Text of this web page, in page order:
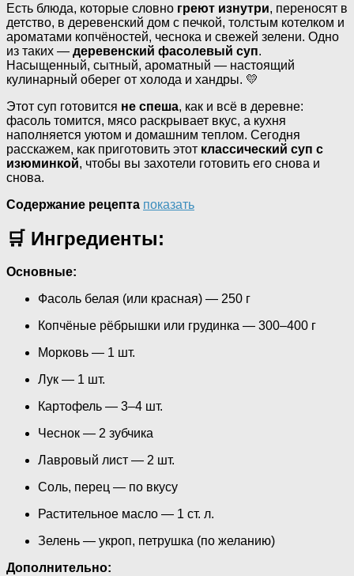
Есть блюда, которые словно греют изнутри, переносят в
детство, в деревенский дом с печкой, толстым котелком и
ароматами копчёностей, чеснока и свежей зелени. Одно
из таких — деревенский фасолевый суп.
Насыщенный, сытный, ароматный — настоящий
кулинарный оберег от холода и хандры. 💛
Этот суп готовится не спеша, как и всё в деревне:
фасоль томится, мясо раскрывает вкус, а кухня
наполняется уютом и домашним теплом. Сегодня
расскажем, как приготовить этот классический суп с
изюминкой, чтобы вы захотели готовить его снова и
снова.
Содержание рецепта показать
🛒 Ингредиенты:
Основные:
Фасоль белая (или красная) — 250 г
Копчёные рёбрышки или грудинка — 300–400 г
Морковь — 1 шт.
Лук — 1 шт.
Картофель — 3–4 шт.
Чеснок — 2 зубчика
Лавровый лист — 2 шт.
Соль, перец — по вкусу
Растительное масло — 1 ст. л.
Зелень — укроп, петрушка (по желанию)
Дополнительно: